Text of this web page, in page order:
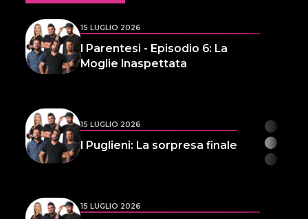
15 LUGLIO 2026
I Parentesi - Episodio 6: La
Moglie Inaspettata
15 LUGLIO 2026
I Puglieni: La sorpresa finale
15 LUGLIO 2026